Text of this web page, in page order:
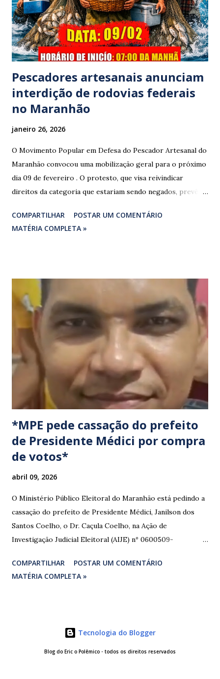
Coco", de Santa Luzia do Pará, evadiu-se do local sem
prestar assistência às vítimas. ​Atendimento e Danos ​A
Polícia Rodoviária Federal (PRF) foi acionada para atender a
ocorrênc...
Pescadores artesanais anunciam
interdição de rodovias federais
no Maranhão
janeiro 26, 2026
O Movimento Popular em Defesa do Pescador Artesanal do
Maranhão convocou uma mobilização geral para o próximo
dia 09 de fevereiro . O protesto, que visa reivindicar
direitos da categoria que estariam sendo negados, prevê o
federais que cortam o estado. ​As interdições estão
programadas para começar às 07:00 da manhã e, segundo
manifestação busca chamar a atenção das autoridades para
a pauta da pesca artesanal maranhense, exigindo o
cumprimento de garantias e assistência aos trabalhadores
do setor. Motoristas que planejam trafegar por essas
regiões na data devem estar atentos a possíveis
congestionamentos e atrasos.
COMPARTILHAR
POSTAR UM COMENTÁRIO
MATÉRIA COMPLETA »
*MPE pede cassação do prefeito
de Presidente Médici por compra
de votos*
abril 09, 2026
O Ministério Público Eleitoral do Maranhão está pedindo a
cassação do prefeito de Presidente Médici, Janilson dos
Santos Coelho, o Dr. Caçula Coelho, na Ação de
Investigação Judicial Eleitoral (AIJE) nº 0600509-
Santa Luzia do Paruá. A ação foi movida pela Coligação
“União e Reconstrução” (PP/PL/União), que denunciou a
autos são contundentes. Testemunhas relataram ter
recebido R$ 3.000,00 em troca de votos, com negociação
COMPARTILHAR
POSTAR UM COMENTÁRIO
MATÉRIA COMPLETA »
Tecnologia do Blogger
Blog do Eric o Polêmico - todos os direitos reservados